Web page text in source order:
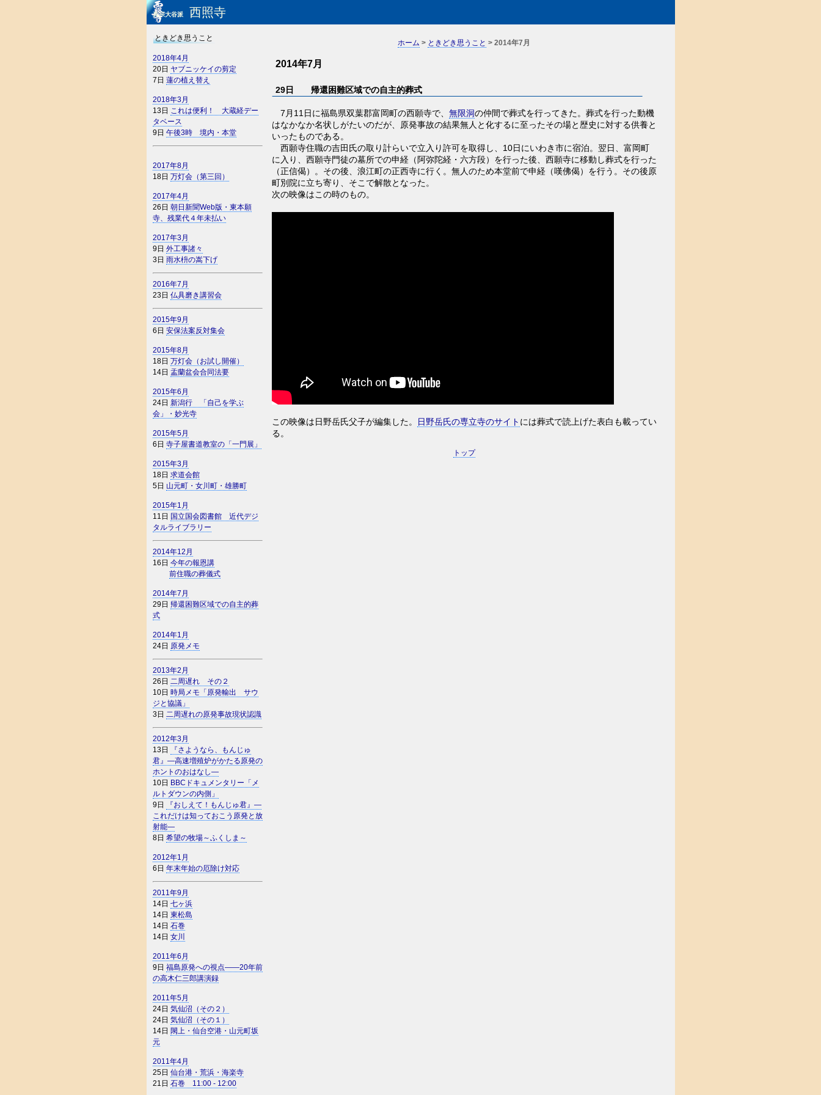
真宗大谷派 西照寺
ホーム > ときどき思うこと > 2014年7月
2014年7月
29日 帰還困難区域での自主的葬式
7月11日に福島県双葉郡富岡町の西願寺で、 無限洞の仲間で葬式を行ってきた。葬式を行った動機
はなかなか名状しがたいのだが、原発事故の結果無人と化するに至ったその場と歴史に対する供養と
いったものである。
西願寺住職の吉田氏の取り計らいで立入り許可を取得し、10日にいわき市に宿泊。翌日、富岡町
に入り、西願寺門徒の墓所での申経（阿弥陀経・六方段）を行った後、西願寺に移動し葬式を行った
（正信偈）。その後、浪江町の正西寺に行く。無人のため本堂前で申経（嘆佛偈）を行う。その後原
町別院に立ち寄り、そこで解散となった。
次の映像はこの時のもの。
この映像は日野岳氏父子が編集した。 日野岳氏の専立寺のサイト には葬式で読上げた表白も載ってい
る。
トップ
ときどき思うこと
2018年4月
20日 ヤブニッケイの剪定
7日 蓮の植え替え
2018年3月
13日 これは便利！ 大蔵経デー
タベース
9日 午後3時 境内・本堂
2017年8月
18日 万灯会（第三回）
2017年4月
26日 朝日新聞Web版・東本願
寺、残業代４年未払い
2017年3月
9日 外工事諸々
3日 雨水枡の嵩下げ
2016年7月
23日 仏具磨き講習会
2015年9月
6日 安保法案反対集会
2015年8月
18日 万灯会（お試し開催）
14日 盂蘭盆会合同法要
2015年6月
24日 新潟行 「自己を学ぶ
会」・妙光寺
2015年5月
6日 寺子屋書道教室の「一門展」
2015年3月
18日 求道会館
5日 山元町・女川町・雄勝町
2015年1月
11日 国立国会図書館 近代デジ
タルライブラリー
2014年12月
16日 今年の報恩講
前住職の葬儀式
2014年7月
29日 帰還困難区域での自主的葬
式
2014年1月
24日 原発メモ
2013年2月
26日 二周遅れ その２
10日 時局メモ「原発輸出 サウ
ジと協議」
3日 二周遅れの原発事故現状認識
2012年3月
13日
『さようなら、もんじゅ
君』―高速増殖炉がかたる原発の
ホントのおはなし―
10日 BBCドキュメンタリー「メ
ルトダウンの内側」
9日
『おしえて！もんじゅ君』―
これだけは知っておこう原発と放
射能―
8日 希望の牧場～ふくしま～
2012年1月
6日 年末年始の厄除け対応
2011年9月
14日 七ヶ浜
14日 東松島
14日 石巻
14日 女川
2011年6月
9日 福島原発への視点――20年前
の高木仁三郎講演録
2011年5月
24日 気仙沼（その２）
24日 気仙沼（その１）
14日 閖上・仙台空港・山元町坂
元
2011年4月
25日 仙台港・荒浜・海楽寺
21日 石巻 11:00 - 12:00